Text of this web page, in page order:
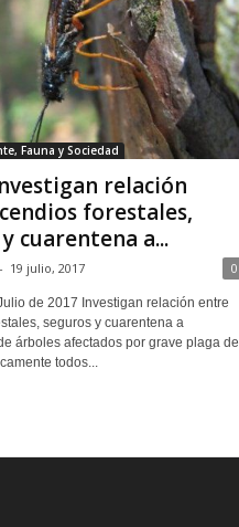
Fauna y Sociedad
relación
forestales,
cuarentena a...
- 19 julio, 2017 0
de 2017 Investigan relación entre
seguros y cuarentena a
árboles afectados por grave plaga de
todos...